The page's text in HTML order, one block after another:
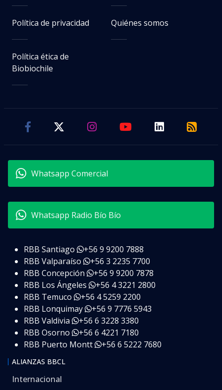
Política de privacidad Quiénes somos
Política ética de
Biobiochile
Whatsapp Comercial
Whatsapp Radio Bío Bío
RBB Santiago
+56 9 9200 7888
RBB Valparaíso
+56 3 2235 7700
RBB Concepción
+56 9 9200 7878
RBB Los Ángeles
+56 4 3221 2800
RBB Temuco
+56 4 5259 2200
RBB Lonquimay
+56 9 7776 5943
RBB Valdivia
+56 6 3228 3380
RBB Osorno
+56 6 4221 7180
RBB Puerto Montt
+56 6 5222 7680
ALIANZAS BBCL
Internacional